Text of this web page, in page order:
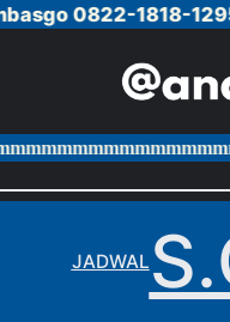
0822-1818-1295 |
JADWAL
0822-1818-1295 |